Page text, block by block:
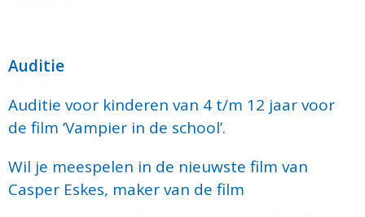
Auditie
Auditie voor kinderen van 4 t/m 12 jaar voor
de film ‘Vampier in de school’.
Wil je meespelen in de nieuwste film van
Casper Eskes, maker van de film